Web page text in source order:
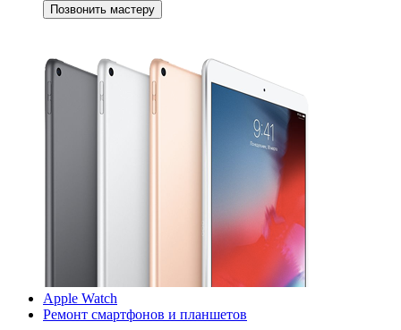
Позвонить мастеру
Apple Watch
Ремонт смартфонов и планшетов